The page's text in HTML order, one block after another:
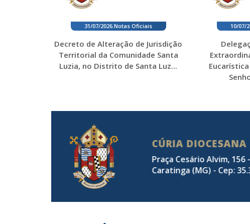
31/07/2026.Notas Oficiais
Decreto de Alteração de Jurisdição
Territorial da Comunidade Santa
Luzia, no Distrito de Santa Luz...
10/07/
CÚRIA DIOCESANA
Praça Cesário Alvim, 156
Caratinga (MG) - Cep: